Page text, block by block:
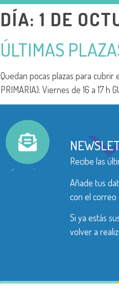
DÍA: 1 DE
ÚLTIMAS
Quedan pocas plazas para cubrir
PRIMARIA): Viernes de 16 a 17 h
Recibe las
Añade tus
con el correo
Si ya estás
volver a